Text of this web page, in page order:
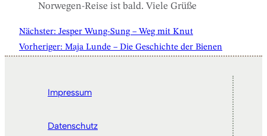
Norwegen-Reise ist bald. Viele Grüße
Nächster: Jesper Wung-Sung – Weg mit Knut
Vorheriger: Maja Lunde – Die Geschichte der Bienen
Impressum
Datenschutz